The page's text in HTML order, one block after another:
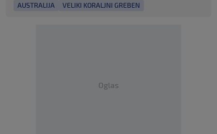
AUSTRALIJA VELIKI KORALJNI GREBEN
Oglas